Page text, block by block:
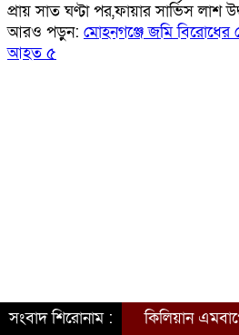
সংবাদ শিরোনাম :কিলিয়ান এমবাপেকে
প্রায় সাত ঘণ্টা পর,ফায়ার সার্ভিস লাশ
আরও পড়ুন: মোহনগঞ্জে জমি বিরোধের
আহত ৫